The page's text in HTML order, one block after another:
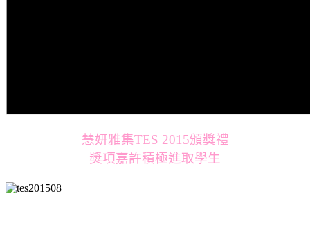
慧妍雅集TES 2015頒獎禮
獎項嘉許積極進取學生